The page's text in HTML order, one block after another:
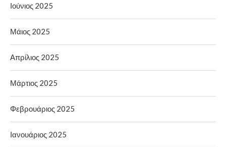
Ιούνιος 2025
Μάιος 2025
Απρίλιος 2025
Μάρτιος 2025
Φεβρουάριος 2025
Ιανουάριος 2025